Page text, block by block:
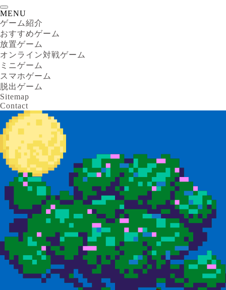
MENU
ゲーム紹介
おすすめゲーム
放置ゲーム
オンライン対戦ゲーム
ミニゲーム
スマホゲーム
脱出ゲーム
Sitemap
Contact